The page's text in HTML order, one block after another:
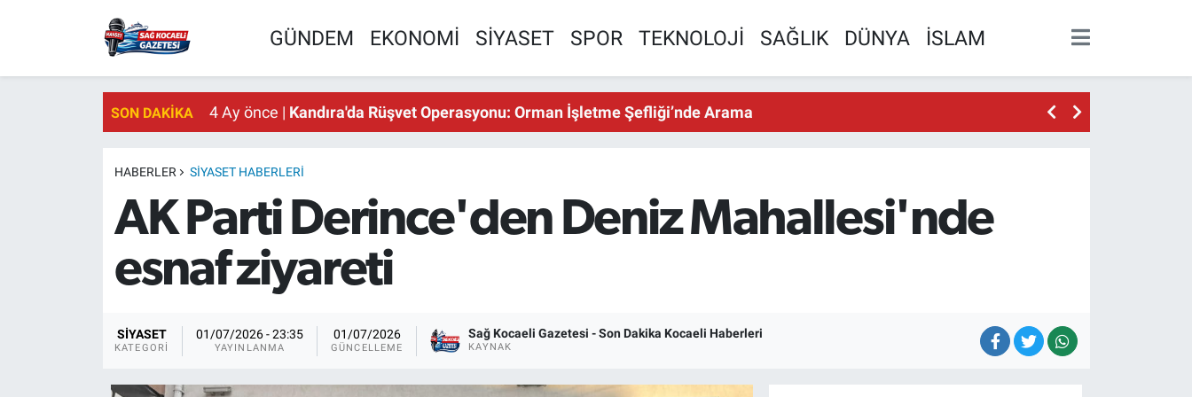
GÜNDEM EKONOMİ SİYASET SPOR TEKNOLOJİ SAĞLIK DÜNYA İSLAM
SON DAKIKA 4 Ay önce | Kandıra'da Rüşvet Operasyonu: Orman İşletme Şefliği’nde Arama
HABERLER SİYASET HABERLERI
AK Parti Derince'den Deniz Mahallesi'nde
esnaf ziyareti
SİYASET
KATEGORI
01/07/2026 - 23:35
YAYINLANMA
01/07/2026
GÜNCELLEME
Sağ Kocaeli Gazetesi - Son Dakika Kocaeli Haberleri
KAYNAK